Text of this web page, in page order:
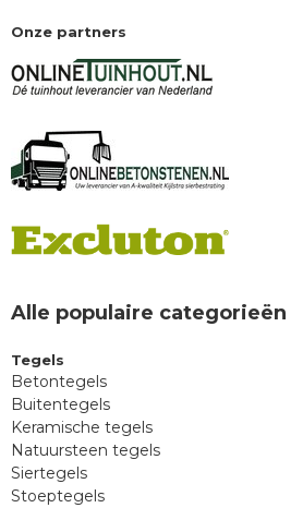
Onze partners
Alle populaire categorieën
Tegels
Betontegels
Buitentegels
Keramische tegels
Natuursteen tegels
Siertegels
Stoeptegels